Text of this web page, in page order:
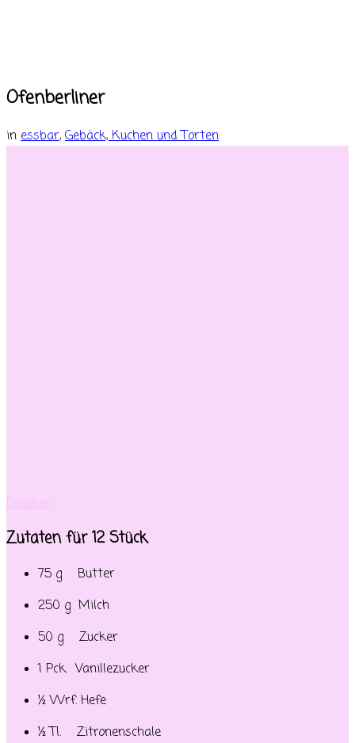
Ofenberliner
in essbar, Gebäck, Kuchen und Torten
Drucken
Zutaten für 12 Stück
75 g Butter
250 g Milch
50 g Zucker
1 Pck. Vanillezucker
½ Wrf. Hefe
½ Tl. Zitronenschale